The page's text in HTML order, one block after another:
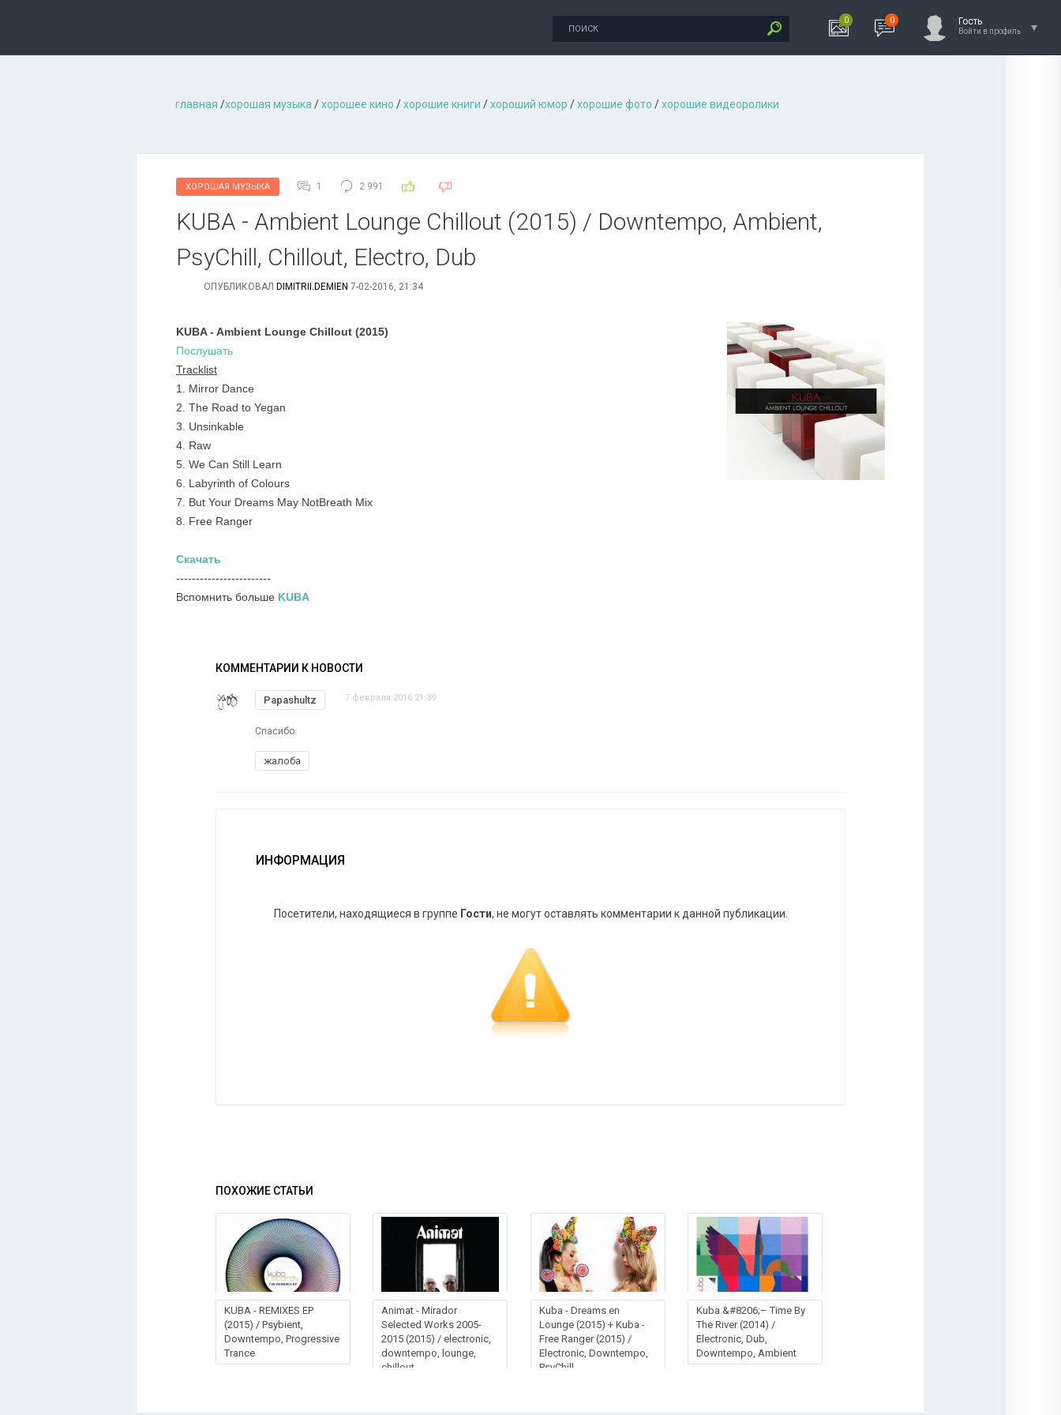
0 0 Гость
Войти в профиль
главная /хорошая музыкa /хорошее кино /хорошие книги /хороший юмор /хорошие фото /хорошие видеоролики
ХОРОШАЯ МУЗЫКА 1 2 991
KUBA - Ambient Lounge Chillout (2015) / Downtempo, Ambient,
PsyChill, Chillout, Electro, Dub
ОПУБЛИКОВАЛ DIMITRII.DEMIEN 7-02-2016, 21:34
KUBA - Ambient Lounge Chillout (2015)
Послушать
Tracklist
1. Mirror Dance
2. The Road to Yegan
3. Unsinkable
4. Raw
5. We Can Still Learn
6. Labyrinth of Colours
7. But Your Dreams May NotBreath Mix
8. Free Ranger
Скачать
------------------------
Вспомнить больше KUBA
КОММЕНТАРИИ К НОВОСТИ
Papashultz 7 февраля 2016 21:39
Спасибо.
жалоба
ИНФОРМАЦИЯ
Посетители, находящиеся в группе Гости, не могут оставлять комментарии к данной публикации.
ПОХОЖИЕ СТАТЬИ
KUBA - REMIXES EP
(2015) / Psybient,
Downtempo, Progressive
Trance
Animat - Mirador
Selected Works 2005-
2015 (2015) / electronic,
downtempo, lounge,
chillout
Kuba - Dreams en
Lounge (2015) + Kuba -
Free Ranger (2015) /
Electronic, Downtempo,
PsyChill
Kuba &#8206;– Time By
The River (2014) /
Electronic, Dub,
Downtempo, Ambient